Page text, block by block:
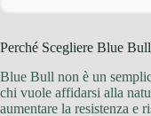
Perché Scegliere Blue
Blue Bull non è un
chi vuole affidarsi alla
aumentare la resistenza e